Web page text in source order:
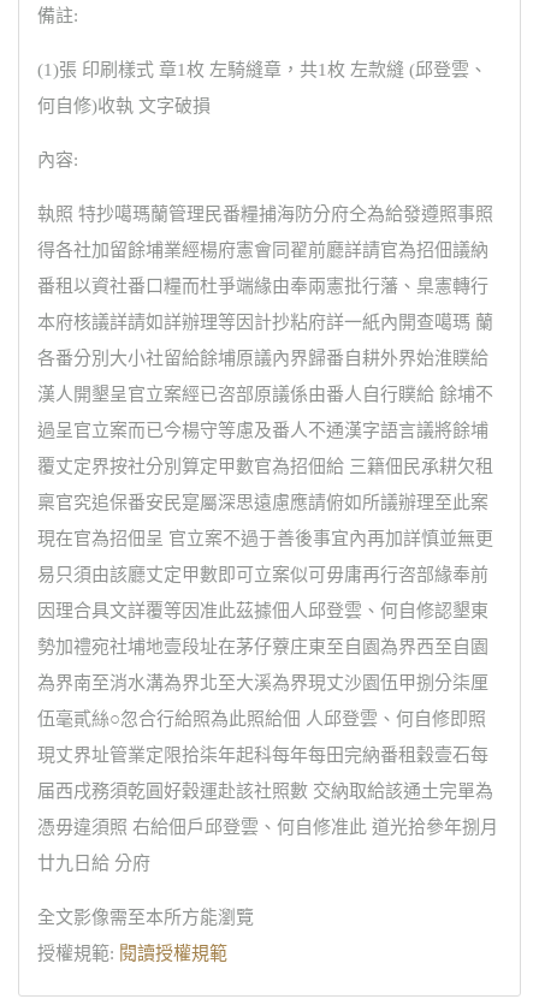
備註:
(1)張 印刷樣式 章1枚 左騎縫章，共1枚 左款縫 (邱登雲、
何自修)收執 文字破損
內容:
執照 特抄噶瑪蘭管理民番糧捕海防分府仝為給發遵照事照
得各社加留餘埔業經楊府憲會同翟前廳詳請官為招佃議納
番租以資社番口糧而杜爭端緣由奉兩憲批行藩、臬憲轉行
本府核議詳請如詳辦理等因計抄粘府詳一紙內開查噶瑪 蘭
各番分別大小社留給餘埔原議內界歸番自耕外界始淮贌給
漢人開墾呈官立案經已咨部原議係由番人自行贌給 餘埔不
過呈官立案而已今楊守等慮及番人不通漢字語言議將餘埔
覆丈定界按社分別算定甲數官為招佃給 三籍佃民承耕欠租
稟官究追保番安民寔屬深思遠慮應請俯如所議辦理至此案
現在官為招佃呈 官立案不過于善後事宜內再加詳慎並無更
易只須由該廳丈定甲數即可立案似可毋庸再行咨部緣奉前
因理合具文詳覆等因准此茲據佃人邱登雲、何自修認墾東
勢加禮宛社埔地壹段址在茅仔藔庄東至自園為界西至自園
為界南至消水溝為界北至大溪為界現丈沙園伍甲捌分柒厘
伍毫貳絲○忽合行給照為此照給佃 人邱登雲、何自修即照
現丈界址管業定限拾柒年起科每年每田完納番租穀壹石每
届西戌務須乾圓好穀運赴該社照數 交納取給該通土完單為
憑毋違須照 右給佃戶邱登雲、何自修准此 道光拾參年捌月
廿九日給 分府
全文影像需至本所方能瀏覽
授權規範: 閱讀授權規範